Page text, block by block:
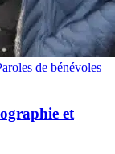
de bénévoles
et